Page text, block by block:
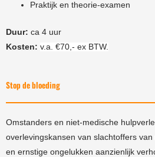
Praktijk en theorie-examen
Duur: ca 4 uur
Kosten: v.a. €70,- ex BTW.
Stop de bloeding
Omstanders en niet-medische
overlevingskansen van slachtoffers
en ernstige ongelukken aanzienlijk